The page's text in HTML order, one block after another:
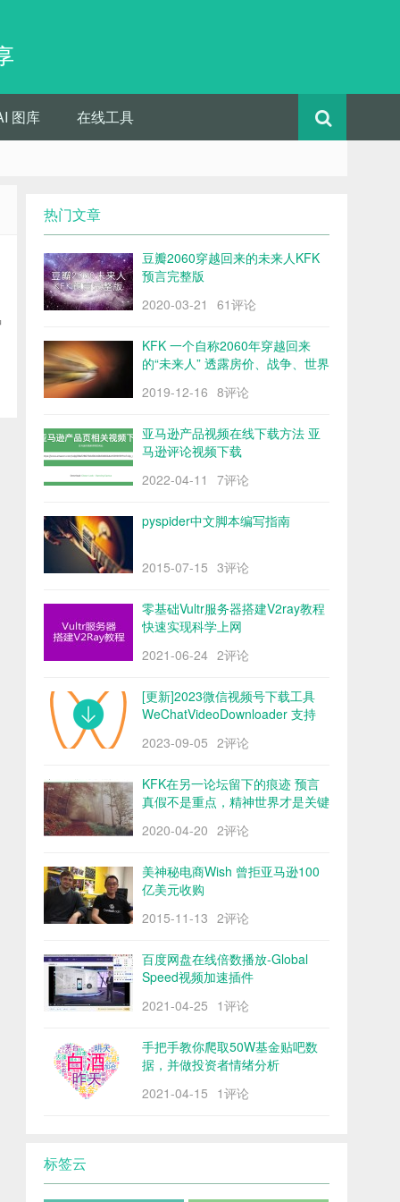
图库 在线工具
热门文章
豆瓣2060穿越回来的未来人KFK
预言完整版
2020-03-21
61评论
KFK 一个自称2060年穿越回来
的“未来人” 透露房价、战争、世界
2019-12-16 8评论
亚马逊产品视频在线下载方法 亚
马逊评论视频下载
2022-04-11
7评论
pyspider中文脚本编写指南
2015-07-15 3评论
零基础Vultr服务器搭建V2ray教程
快速实现科学上网
2021-06-24 2评论
[更新]2023微信视频号下载工具
WeChatVideoDownloader 支持
2023-09-05 2评论
KFK在另一论坛留下的痕迹 预言
真假不是重点，精神世界才是关键
2020-04-20 2评论
美神秘电商Wish 曾拒亚马逊100
亿美元收购
2015-11-13 2评论
百度网盘在线倍数播放-Global
Speed视频加速插件
2021-04-25 1评论
手把手教你爬取50W基金贴吧数
据，并做投资者情绪分析
2021-04-15 1评论
标签云